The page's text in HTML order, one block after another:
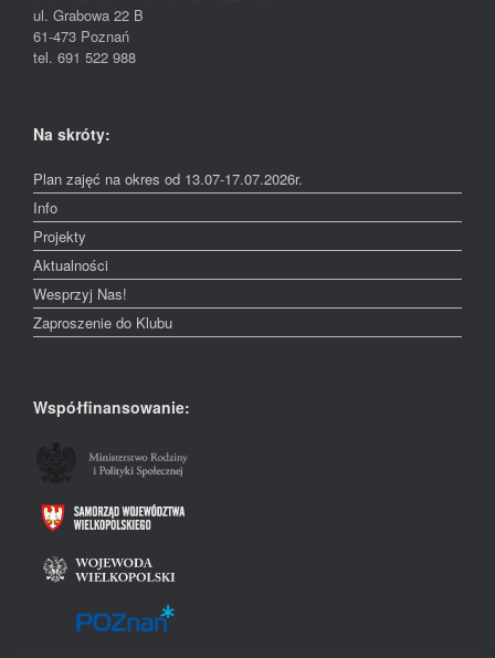
ul. Grabowa 22 B
61-473 Poznań
tel. 691 522 988
Na skróty:
Plan zajęć na okres od 13.07-17.07.2026r.
Info
Projekty
Aktualności
Wesprzyj Nas!
Zaproszenie do Klubu
Współfinansowanie: